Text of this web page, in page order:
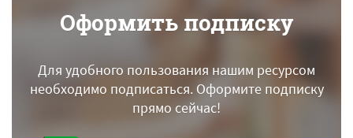
Оформить подписку
Для удобного пользования нашим ресурсом
необходимо подписаться.Оформите подписку
прямо сейчас!